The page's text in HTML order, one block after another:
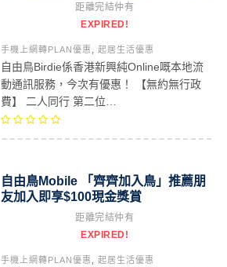
距離完結仲有
EXPIRED!
手機上網轉PLAN優惠 起居生活優惠
自由鳥Birdie係香港新興純Online嘅本地流
動通訊服務，今次有優惠！ 【無約無行政
費】 二人同行 第二位…
自由鳥Mobile 「齊齊加入鳥」推薦朋
友加入即享$100現金獎賞
距離完結仲有
EXPIRED!
手機上網轉PLAN優惠 起居生活優惠